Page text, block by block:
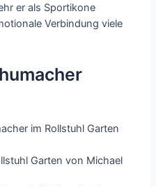
er als Sportikone
Verbindung viele
im Rollstuhl Garten
Garten von Michael